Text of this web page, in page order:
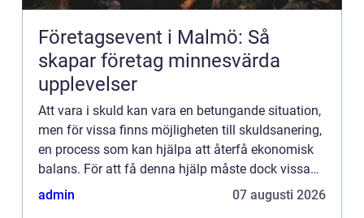
Företagsevent i Malmö: Så
skapar företag minnesvärda
upplevelser
Att vara i skuld kan vara en betungande situation,
men för vissa finns möjligheten till skuldsanering,
en process som kan hjälpa att återfå ekonomisk
balans. För att få denna hjälp måste dock vissa
kra...
admin 07 augusti 2026